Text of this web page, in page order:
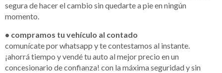
segura de hacer el cambio sin quedarte a pie en ningún
momento.
• compramos tu vehículo al contado
comunícate por whatsapp y te contestamos al instante.
¡ahorrá tiempo y vendé tu auto al mejor precio en un
concesionario de confianza! con la máxima seguridad y sin